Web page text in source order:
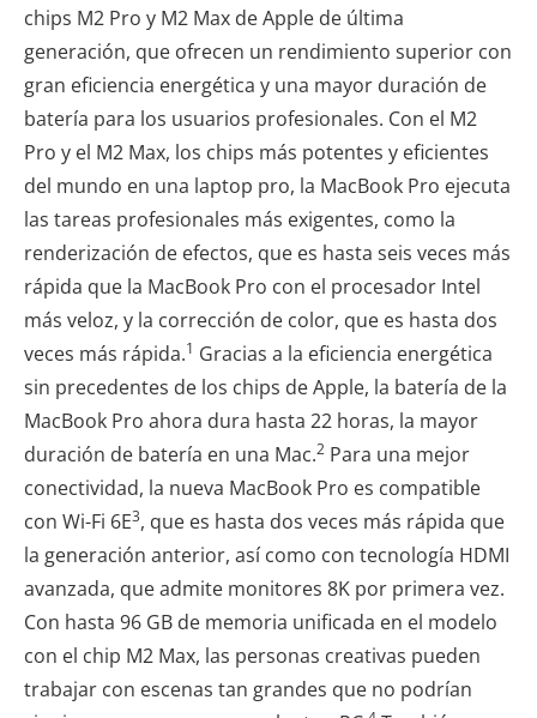
chips M2 Pro y M2 Max de Apple de última
generación, que ofrecen un rendimiento superior con
gran eficiencia energética y una mayor duración de
batería para los usuarios profesionales. Con el M2
Pro y el M2 Max, los chips más potentes y eficientes
del mundo en una laptop pro, la MacBook Pro ejecuta
las tareas profesionales más exigentes, como la
renderización de efectos, que es hasta seis veces más
rápida que la MacBook Pro con el procesador Intel
más veloz, y la corrección de color, que es hasta dos
veces más rápida.1 Gracias a la eficiencia energética
sin precedentes de los chips de Apple, la batería de la
MacBook Pro ahora dura hasta 22 horas, la mayor
duración de batería en una Mac.2 Para una mejor
conectividad, la nueva MacBook Pro es compatible
con Wi-Fi 6E3, que es hasta dos veces más rápida que
la generación anterior, así como con tecnología HDMI
avanzada, que admite monitores 8K por primera vez.
Con hasta 96 GB de memoria unificada en el modelo
con el chip M2 Max, las personas creativas pueden
trabajar con escenas tan grandes que no podrían